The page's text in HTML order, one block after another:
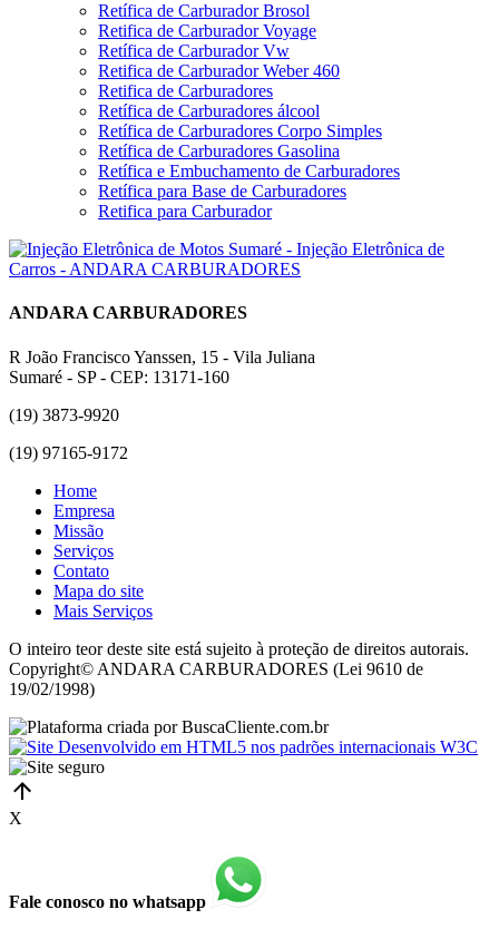
Retífica de Carburador Brosol
Retifica de Carburador Voyage
Retífica de Carburador Vw
Retifica de Carburador Weber 460
Retifica de Carburadores
Retífica de Carburadores álcool
Retífica de Carburadores Corpo Simples
Retífica de Carburadores Gasolina
Retífica e Embuchamento de Carburadores
Retífica para Base de Carburadores
Retifica para Carburador
ANDARA CARBURADORES
R João Francisco Yanssen, 15 - Vila Juliana
Sumaré - SP - CEP: 13171-160
(19) 3873-9920
(19) 97165-9172
Home
Empresa
Missão
Serviços
Contato
Mapa do site
Mais Serviços
O inteiro teor deste site está sujeito à proteção de direitos autorais.
Copyright© ANDARA CARBURADORES (Lei 9610 de
19/02/1998)
X
Fale conosco no whatsapp